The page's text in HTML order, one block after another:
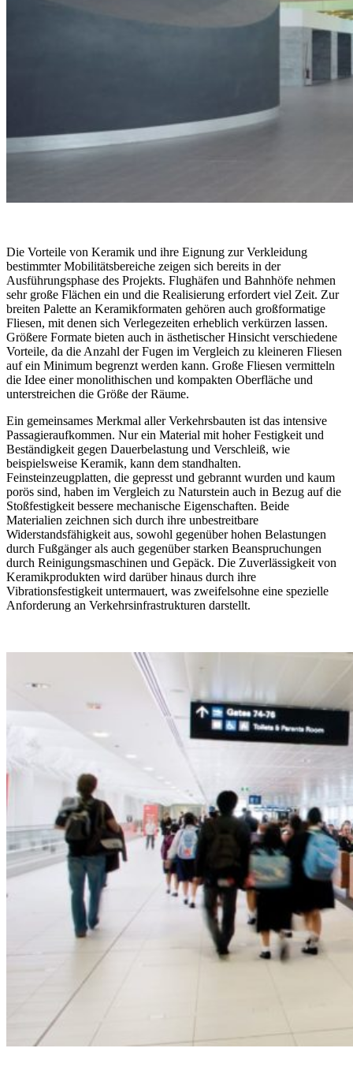
Die Vorteile von Keramik und ihre Eignung zur Verkleidung
bestimmter Mobilitätsbereiche zeigen sich bereits in der
Ausführungsphase des Projekts. Flughäfen und Bahnhöfe nehmen
sehr große Flächen ein und die Realisierung erfordert viel Zeit. Zur
breiten Palette an Keramikformaten gehören auch großformatige
Fliesen, mit denen sich Verlegezeiten erheblich verkürzen lassen.
Größere Formate bieten auch in ästhetischer Hinsicht verschiedene
Vorteile, da die Anzahl der Fugen im Vergleich zu kleineren Fliesen
auf ein Minimum begrenzt werden kann. Große Fliesen vermitteln
die Idee einer monolithischen und kompakten Oberfläche und
unterstreichen die Größe der Räume.
Ein gemeinsames Merkmal aller Verkehrsbauten ist das intensive
Passagieraufkommen. Nur ein Material mit hoher Festigkeit und
Beständigkeit gegen Dauerbelastung und Verschleiß, wie
beispielsweise Keramik, kann dem standhalten.
Feinsteinzeugplatten, die gepresst und gebrannt wurden und kaum
porös sind, haben im Vergleich zu Naturstein auch in Bezug auf die
Stoßfestigkeit bessere mechanische Eigenschaften. Beide
Materialien zeichnen sich durch ihre unbestreitbare
Widerstandsfähigkeit aus, sowohl gegenüber hohen Belastungen
durch Fußgänger als auch gegenüber starken Beanspruchungen
durch Reinigungsmaschinen und Gepäck. Die Zuverlässigkeit von
Keramikprodukten wird darüber hinaus durch ihre
Vibrationsfestigkeit untermauert, was zweifelsohne eine spezielle
Anforderung an Verkehrsinfrastrukturen darstellt.